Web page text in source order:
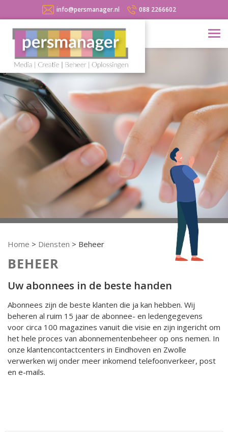
info@persmanager.nl 088 2266602
Home
Over ons
Diensten
Media
Creatie
Beheer
Contact
Home > Diensten > Beheer
BEHEER
Uw abonnees in de beste handen
Abonnees zijn de beste klanten die ja kan hebben. Wij
beheren al ruim 15 jaar de abonnee- en ledengegevens
voor circa 100 magazines vanuit die visie en zijn ingericht om
het hele proces van abonnementenbeheer op ons nemen. In
onze klantencontactcenters in Eindhoven en Zwolle
verwerken wij onder meer inkomend telefoonverkeer, post
en e-mails.